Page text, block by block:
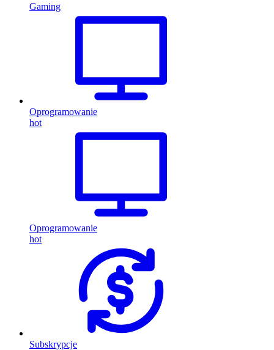
Gaming
Oprogramowanie
hot
Oprogramowanie
hot
Subskrypcje